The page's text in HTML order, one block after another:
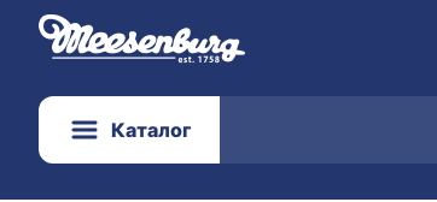
Каталог